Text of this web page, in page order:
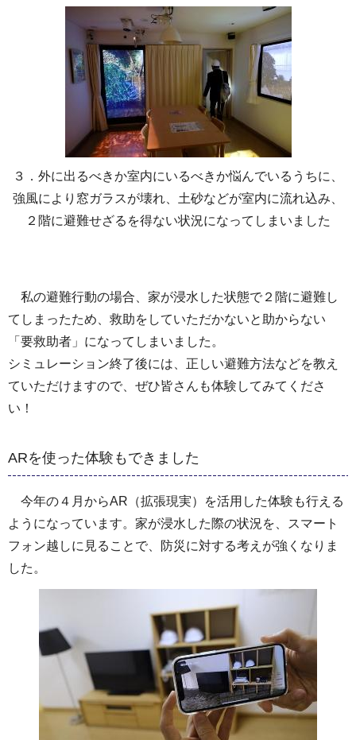
３．外に出るべきか室内にいるべきか悩んでいるうちに、
強風により窓ガラスが壊れ、土砂などが室内に流れ込み、
２階に避難せざるを得ない状況になってしまいました
私の避難行動の場合、家が浸水した状態で２階に避難し
てしまったため、救助をしていただかないと助からない
「要救助者」になってしまいました。
シミュレーション終了後には、正しい避難方法などを教え
ていただけますので、ぜひ皆さんも体験してみてくださ
い！
ARを使った体験もできました
今年の４月からAR（拡張現実）を活用した体験も行える
ようになっています。家が浸水した際の状況を、スマート
フォン越しに見ることで、防災に対する考えが強くなりま
した。